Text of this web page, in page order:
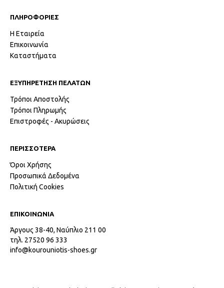
ΠΛΗΡΟΦΟΡΙΕΣ
Η Εταιρεία
Επικοινωνία
Καταστήματα
ΕΞΥΠΗΡΕΤΗΣΗ ΠΕΛΑΤΩΝ
Τρόποι Αποστολής
Τρόποι Πληρωμής
Επιστροφές - Ακυρώσεις
ΠΕΡΙΣΣΟΤΕΡΑ
Όροι Χρήσης
Προσωπικά Δεδομένα
Πολιτική Cookies
ΕΠΙΚΟΙΝΩΝΙΑ
Άργους 38-40, Ναύπλιο 211 00
τηλ. 27520 96 333
info@kourouniotis-shoes.gr